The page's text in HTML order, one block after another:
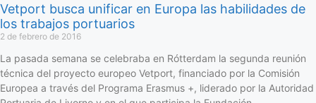
Vetport busca unificar en Europa las habilidades de
los trabajos portuarios
2 de febrero de 2016
La pasada semana se celebraba en Rótterdam la segunda reunión
técnica del proyecto europeo Vetport, financiado por la Comisión
Europea a través del Programa Erasmus +, liderado por la Autoridad